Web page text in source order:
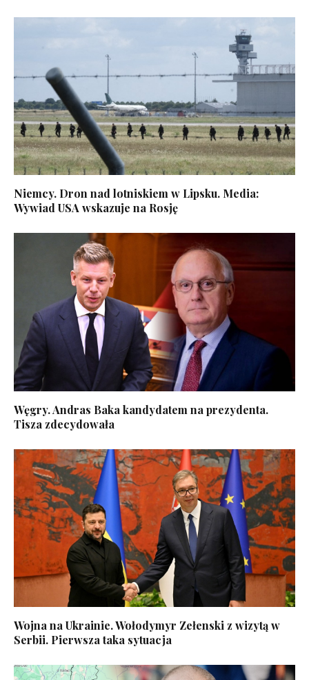
Niemcy. Dron nad lotniskiem w Lipsku. Media:
Wywiad USA wskazuje na Rosję
Węgry. Andras Baka kandydatem na prezydenta.
Tisza zdecydowała
Wojna na Ukrainie. Wołodymyr Zełenski z wizytą w
Serbii. Pierwsza taka sytuacja